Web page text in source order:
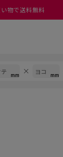
物で送料無料